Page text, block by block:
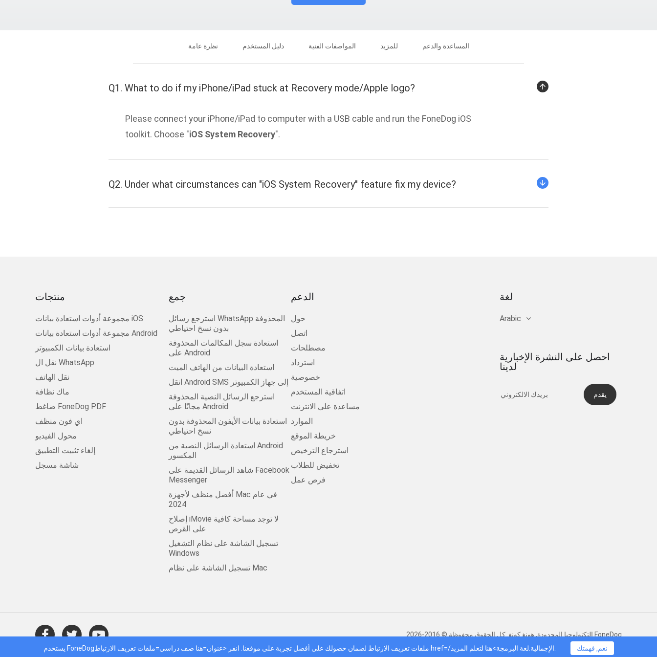
نظرة عامة دليل المستخدم المواصفات الفنية للمزيد المساعدة والدعم
Q1. What to do if my iPhone/iPad stuck at Recovery mode/Apple logo?
Please connect your iPhone/iPad to computer with a USB cable and run the FoneDog iOS
toolkit. Choose "iOS System Recovery".
Q2. Under what circumstances can "iOS System Recovery" feature fix my device?
منتجات
مجموعة أدوات استعادة بيانات iOS
مجموعة أدوات استعادة بيانات Android
استعادة بيانات الكمبيوتر
نقل ال WhatsApp
نقل الهاتف
ماك نظافة
ضاغط FoneDog PDF
اي فون منظف
محول الفيديو
إلغاء تثبيت التطبيق
شاشة مسجل
جمع
استرجع رسائل WhatsApp المحذوفة
بدون نسخ احتياطي
استعادة سجل المكالمات المحذوفة
على Android
استعادة البيانات من الهاتف الميت
انقل Android SMS إلى جهاز الكمبيوتر
استرجع الرسائل النصية المحذوفة
مجانًا على Android
استعادة بيانات الأيفون المحذوفة بدون
نسخ احتياطي
استعادة الرسائل النصية من Android
المكسور
شاهد الرسائل القديمة على Facebook
Messenger
أفضل منظف لأجهزة Mac في عام
2024
إصلاح iMovie لا توجد مساحة كافية
على القرص
تسجيل الشاشة على نظام التشغيل
Windows
تسجيل الشاشة على نظام Mac
الدعم
حول
اتصل
مصطلحات
استرداد
خصوصية
اتفاقية المستخدم
مساعدة على الانترنت
الموارد
خريطة الموقع
استرجاع الترخيص
تخفيض للطلاب
فرص عمل
لغة
Arabic
احصل على النشرة الإخبارية
لدينا
يقدم
التكنولوجيا المحدودة, هونغ كونغ. كل الحقوق محفوظة.© 2016-2026 FoneDog
نعم, فهمتك